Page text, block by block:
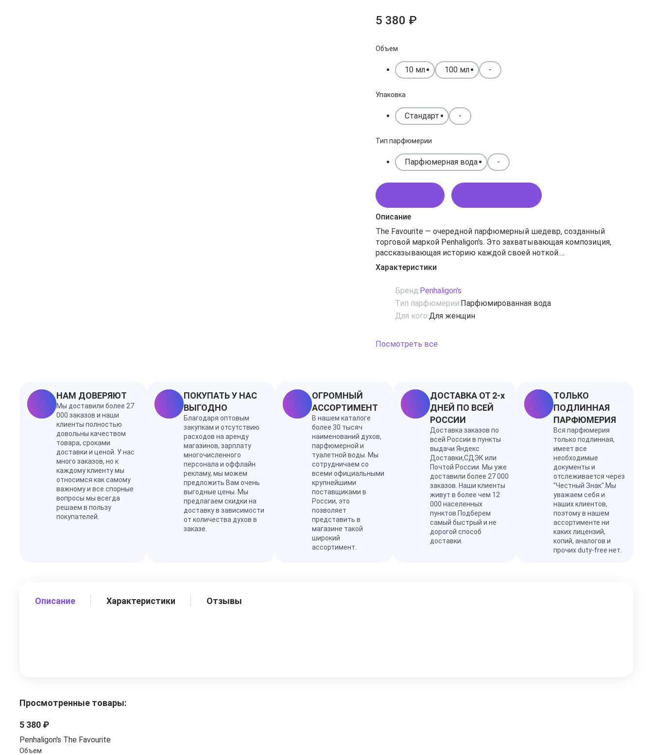
5 380 ₽
Объем
10 мл 100 мл -
Упаковка
Стандарт -
Тип парфюмерии
Парфюмерная вода -
Описание
The Favourite — очередной парфюмерный шедевр, созданный
торговой маркой Penhaligon's. Это захватывающая композиция,
рассказывающая историю каждой своей ноткой.
Отчетливо женственный аромат, представленный в роскошном
флаконе с элегантным розовым бантом, внушает непоколебимую
уверенной женщины, она точно знает, что творится за дверями
дворца, ее величественный аромат ириса и мускуса встречает
милой улыбкой, когда она начинает выходить на сцену из
Ноты белая фрезия
Характеристики
Бренд:Penhaligon's
Тип парфюмерии:Парфюмированная вода
Для кого:Для женщин
Посмотреть все
НАМ ДОВЕРЯЮТ
Мы доставили более 27
000 заказов и наши
клиенты полностью
довольны качеством
товара, сроками
доставки и ценой. У нас
много заказов, но к
каждому клиенту мы
относимся как самому
важному и все спорные
вопросы мы всегда
решаем в пользу
покупателей.
ПОКУПАТЬ У НАС
ВЫГОДНО
Благодаря оптовым
закупкам и отсутствию
расходов на аренду
магазинов, зарплату
многочисленного
персонала и оффлайн
рекламу, мы можем
предложить Вам очень
выгодные цены. Мы
предлагаем скидки на
доставку в зависимости
от количества духов в
заказе.
ОГРОМНЫЙ
АССОРТИМЕНТ
В нашем каталоге
более 30 тысяч
наименований духов,
парфюмерной и
туалетной воды. Мы
сотрудничаем со
всеми официальными
крупнейшими
поставщиками в
России, это
позволяет
представить в
магазине такой
широкий
ассортимент.
ДОСТАВКА ОТ 2-х
ДНЕЙ ПО ВСЕЙ
РОССИИ
Доставка заказов по
всей России в пункты
выдачи Яндекс
Доставки,СДЭК или
Почтой России. Мы уже
доставили более 27 000
заказов. Наши клиенты
живут в более чем 12
000 населенных
пунктов.Подберем
самый быстрый и не
дорогой способ
доставки.
ТОЛЬКО
ПОДЛИННАЯ
ПАРФЮМЕРИЯ
Вся парфюмерия
только подлинная,
имеет все
необходимые
документы и
отслеживается через
"Честный Знак".Мы
уважаем себя и
наших клиентов,
поэтому в нашем
ассортименте ни
каких лицензий,
копий, аналогов и
прочих duty-free нет.
Описание Характеристики Отзывы
Просмотренные товары:
5 380 ₽
Penhaligon's The Favourite
Объем